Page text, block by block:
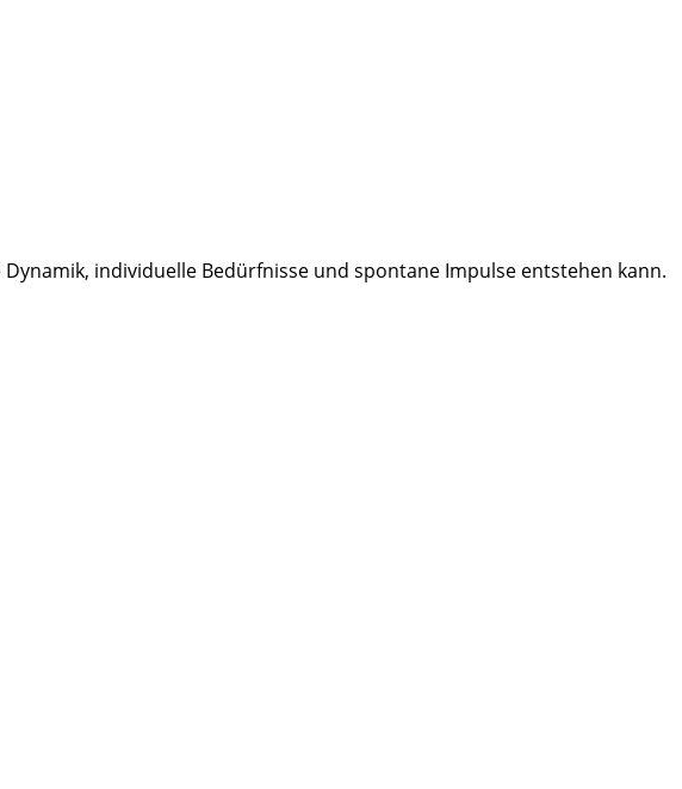
individuelle Bedürfnisse und spontane Impulse entstehen kann.